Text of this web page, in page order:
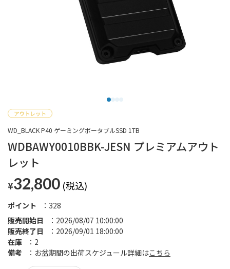
WDBAWY0010BBK-JESN プレミアムアウト
レット
WD_BLACK P40 ゲーミングポータブルSSD 1TB
¥32,800
販売開始日
2026/08/07 10:00:00
販売終了日
2026/09/01 18:00:00
ポイント 328
在庫
2
備考
お盆期間の出荷スケジュール詳細はこちら